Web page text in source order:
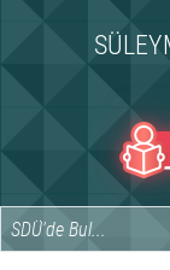
İDARİ
ARAŞTIRMA
INTERNATIONAL